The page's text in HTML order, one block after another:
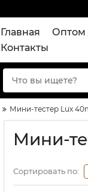
Главная Оптом
Контакты
Мини-тестер Lux
Мини-
Сортировать по: